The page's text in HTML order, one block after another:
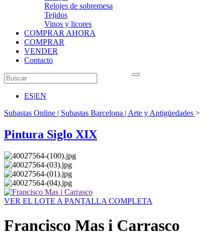
Relojes de sobremesa
Tejidos
Vinos y licores
COMPRAR AHORA
COMPRAR
VENDER
Contacto
ES|EN
Subastas Online | Subastas Barcelona | Arte y Antigüedades >
Pintura Siglo XIX
VER EL LOTE A PANTALLA COMPLETA
Francisco Mas i Carrasco